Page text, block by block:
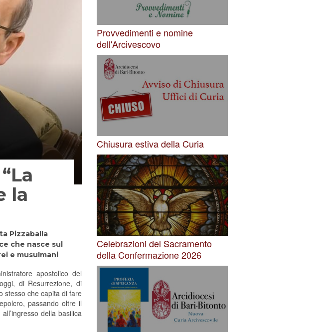
la
Pizzaballa
che nasce sul
e musulmani
apostolico del
di Resurrezione, di
stesso che capita di fare
passando oltre il
della basilica
Provvedimenti e nomine
dell'Arcivescovo
Chiusura estiva della Curia
Celebrazioni del Sacramento
della Confermazione 2026